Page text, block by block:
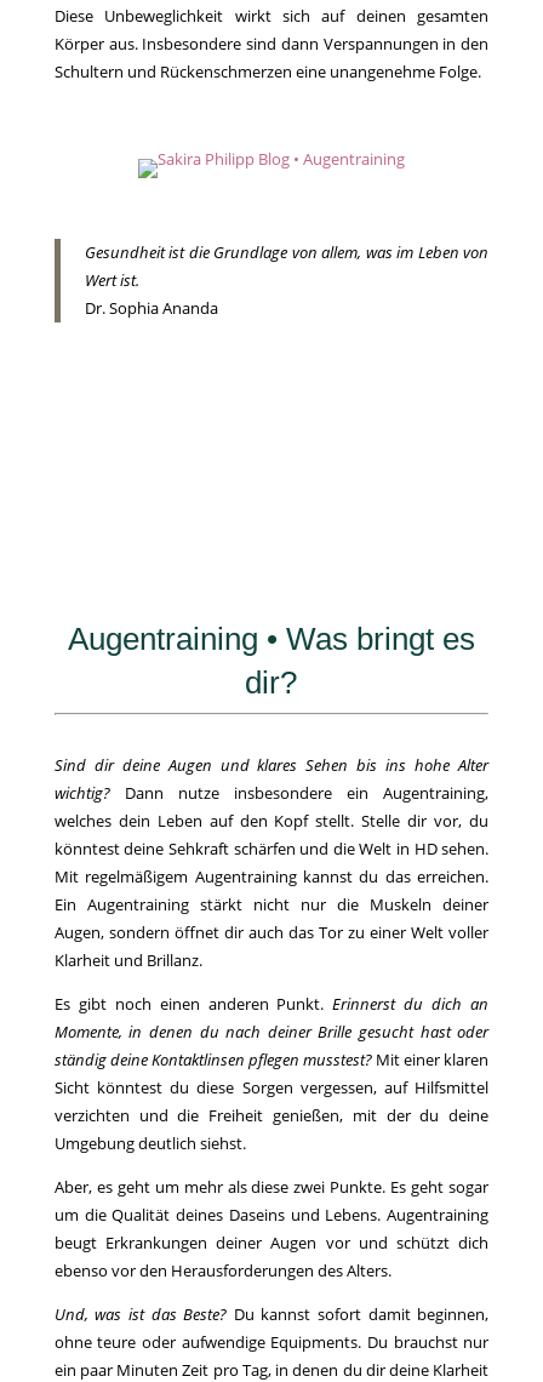
Diese Unbeweglichkeit wirkt sich auf deinen gesamten
Körper aus. Insbesondere sind dann Verspannungen in den
Schultern und Rückenschmerzen eine unangenehme Folge.
Gesundheit ist die Grundlage von allem, was im Leben von
Wert ist.
Dr. Sophia Ananda
Augentraining • Was bringt es
dir?
Sind dir deine Augen und klares Sehen bis ins hohe Alter
wichtig?Dann nutze insbesondere ein Augentraining,
welches dein Leben auf den Kopf stellt. Stelle dir vor, du
könntest deine Sehkraft schärfen und die Welt in HD sehen.
Mit regelmäßigem Augentraining kannst du das erreichen.
Ein Augentraining stärkt nicht nur die Muskeln deiner
Augen, sondern öffnet dir auch das Tor zu einer Welt voller
Klarheit und Brillanz.
Es gibt noch einen anderen Punkt.Erinnerst du dich an
Momente, in denen du nach deiner Brille gesucht hast oder
ständig deine Kontaktlinsen pflegen musstest? Mit einer klaren
Sicht könntest du diese Sorgen vergessen, auf Hilfsmittel
verzichten und die Freiheit genießen, mit der du deine
Umgebung deutlich siehst.
Aber, es geht um mehr als diese zwei Punkte. Es geht sogar
um die Qualität deines Daseins und Lebens. Augentraining
beugt Erkrankungen deiner Augen vor und schützt dich
ebenso vor den Herausforderungen des Alters.
Und, was ist das Beste? Du kannst sofort damit beginnen,
ohne teure oder aufwendige Equipments. Du brauchst nur
ein paar Minuten Zeit pro Tag, in denen du dir deine Klarheit